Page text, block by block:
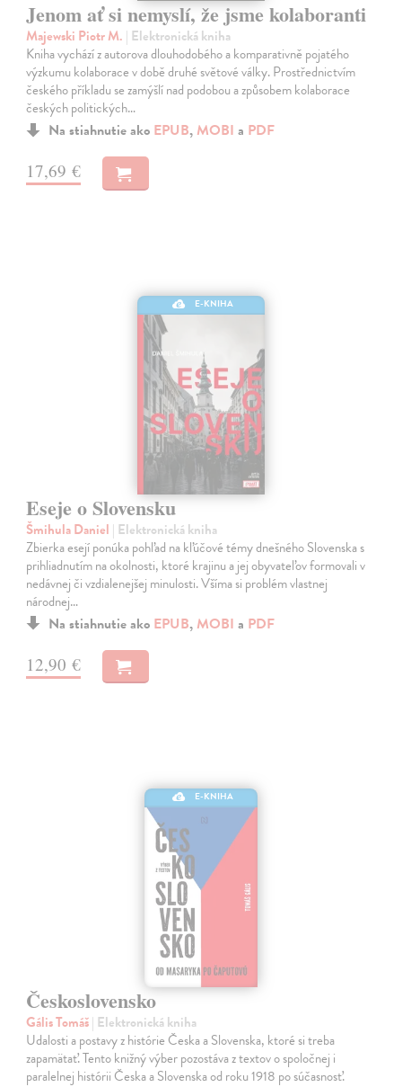
Jenom ať si nemyslí, že jsme kolaboranti
Majewski Piotr M. | Elektronická kniha
Kniha vychází z autorova dlouhodobého a komparativně pojatého
výzkumu kolaborace v době druhé světové války. Prostřednictvím
českého příkladu se zamýšlí nad podobou a způsobem kolaborace
českých politických…
Na stiahnutie ako EPUB, MOBI a PDF
17,69 €
E-KNIHA
Eseje o Slovensku
Šmihula Daniel | Elektronická kniha
Zbierka esejí ponúka pohľad na kľúčové témy dnešného Slovenska s
prihliadnutím na okolnosti, ktoré krajinu a jej obyvateľov formovali v
nedávnej či vzdialenejšej minulosti. Všíma si problém vlastnej
národnej…
Na stiahnutie ako EPUB, MOBI a PDF
12,90 €
E-KNIHA
Československo
Gális Tomáš| Elektronická kniha
Udalosti a postavy z histórie Česka a Slovenska, ktoré si treba
zapamätať. Tento knižný výber pozostáva z textov o spoločnej i
paralelnej histórii Česka a Slovenska od roku 1918 po súčasnosť.